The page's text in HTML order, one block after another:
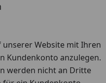
unserer Website mit Ihren
Kundenkonto anzulegen.
werden nicht an Dritte